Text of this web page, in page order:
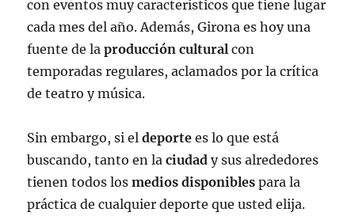
con eventos muy característicos que tiene lugar
cada mes del año. Además, Girona es hoy una
fuente de laproducción cultural con
temporadas regulares, aclamados por la crítica
de teatro y música.
Sin embargo, si eldeporte es lo que está
buscando, tanto en laciudad y sus alrededores
tienen todos losmedios disponibles para la
práctica de cualquier deporte que usted elija.